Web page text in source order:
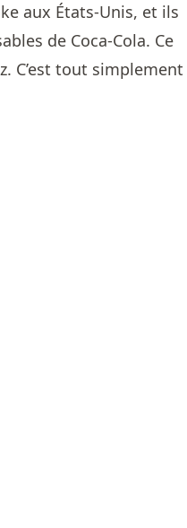
aux États-Unis, et ils
de Coca-Cola. Ce
C’est tout simplement